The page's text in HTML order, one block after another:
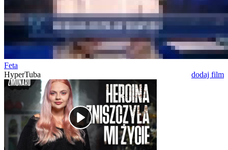
Feta
HyperTuba
dodaj film